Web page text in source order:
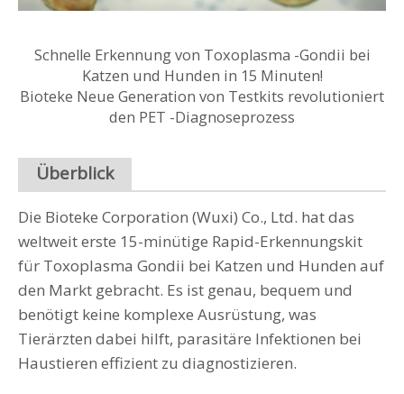
Schnelle Erkennung von Toxoplasma -Gondii bei
Katzen und Hunden in 15 Minuten!
Bioteke Neue Generation von Testkits revolutioniert
den PET -Diagnoseprozess
Überblick
Die Bioteke Corporation (Wuxi) Co., Ltd. hat das
weltweit erste 15-minütige Rapid-Erkennungskit
für Toxoplasma Gondii bei Katzen und Hunden auf
den Markt gebracht. Es ist genau, bequem und
benötigt keine komplexe Ausrüstung, was
Tierärzten dabei hilft, parasitäre Infektionen bei
Haustieren effizient zu diagnostizieren.